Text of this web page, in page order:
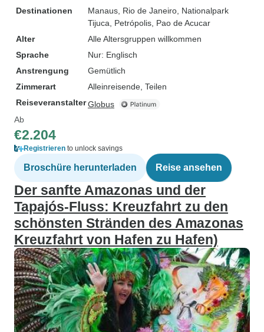
Destinationen
Manaus , Rio de Janeiro , Nationalpark
Tijuca , Petrópolis , Pao de Acucar
Alter
Alle Altersgruppen willkommen
Sprache
Nur: Englisch
Anstrengung
Gemütlich
Zimmerart
Alleinreisende, Teilen
ReiseveranstalterGlobus
Ab
€2.204
Registrieren to unlock savings
Broschüre herunterladen Reise ansehen
Der sanfte Amazonas und der
Tapajós-Fluss: Kreuzfahrt zu den
schönsten Stränden des Amazonas
Kreuzfahrt von Hafen zu Hafen)